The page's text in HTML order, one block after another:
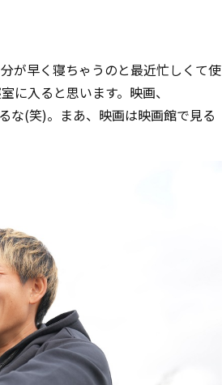
が早く寝ちゃうのと最近忙しくて使
に入ると思います。映画、
な(笑)。まあ、映画は映画館で見る